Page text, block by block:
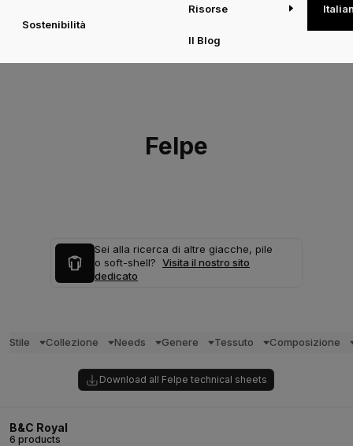
Sostenibilità
Risorse
Il Blog
Felpe
Sei alla ricerca di altre giacche, pile
o soft-shell? Visita il nostro sito
dedicato
Stile Collezione Needs Genere Tessuto Composizione
Download all Felpe technical sheets
B&C Royal
6 products